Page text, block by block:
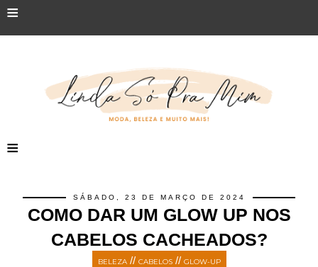
≡
≡
SÁBADO, 23 DE MARÇO DE 2024
COMO DAR UM GLOW UP NOS
CABELOS CACHEADOS?
BELEZA// CABELOS// GLOW-UP